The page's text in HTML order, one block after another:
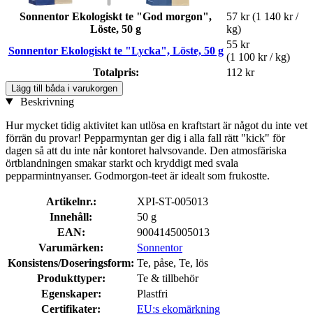
Sonnentor Ekologiskt te "God morgon",
Löste, 50 g
57 kr (1 140 kr /
kg)
Sonnentor Ekologiskt te "Lycka", Löste, 50 g
55 kr
(1 100 kr / kg)
Totalpris:
112 kr
Lägg till båda i varukorgen
Beskrivning
Hur mycket tidig aktivitet kan utlösa en kraftstart är något du inte vet
förrän du provar! Pepparmyntan ger dig i alla fall rätt "kick" för
dagen så att du inte når kontoret halvsovande. Den atmosfäriska
örtblandningen smakar starkt och kryddigt med svala
pepparmintnyanser. Godmorgon-teet är idealt som frukostte.
Artikelnr.:
XPI-ST-005013
Innehåll:
50 g
EAN:
9004145005013
Varumärken:
Sonnentor
Konsistens/Doseringsform: Te, påse, Te, lös
Produkttyper:
Te & tillbehör
Egenskaper:
Plastfri
Certifikater:
EU:s ekomärkning